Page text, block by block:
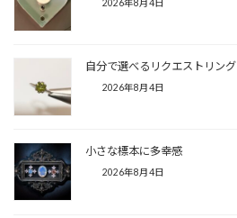
2026年8月4日
自分で選べるリクエストリング
2026年8月4日
小さな標本に多幸感
2026年8月4日